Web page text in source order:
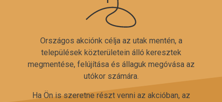
Országos akciónk célja az utak mentén, a
települések közterületein álló keresztek
megmentése, felújítása és állaguk megóvása az
utókor számára.
Ha Ön is szeretne részt venni az akcióban, az